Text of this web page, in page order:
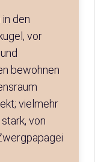
den
vor
bewohnen
vielmehr
von